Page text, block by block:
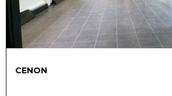
CENON